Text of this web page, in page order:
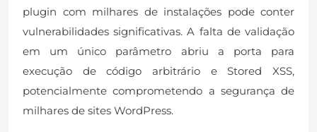
plugin com milhares de instalações pode conter
vulnerabilidades significativas. A falta de validação
em um único parâmetro abriu a porta para
execução de código arbitrário e Stored XSS,
potencialmente comprometendo a segurança de
milhares de sites WordPress.